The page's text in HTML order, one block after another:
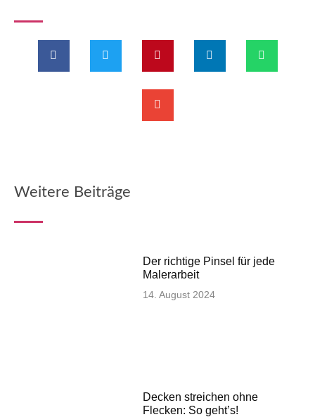
Weitere Beiträge
Der richtige Pinsel für jede
Malerarbeit
14. August 2024
Decken streichen ohne
Flecken: So geht’s!